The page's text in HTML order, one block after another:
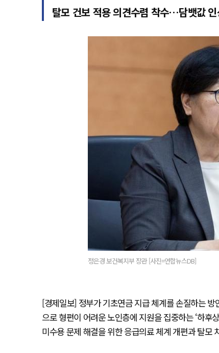
탈모 건보 적용 의견수렴 착수…담뱃값
정은경 보건복지부 장관 [사진=연합뉴스DB]
[경제일보] 정부가 기초연금 지급 체계를 손질하는
으로 형편이 어려운 노인층에 지원을 집중하는 ‘하후
미수용 문제 해결을 위한 응급의료 체계 개편과 탈모